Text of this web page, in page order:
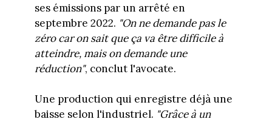
ses émissions par un arrêté en
septembre 2022. "On ne demande pas le
zéro car on sait que ça va être difficile à
atteindre, mais on demande une
réduction", conclut l'avocate.
Une production qui enregistre déjà une
baisse selon l'industriel. "Grâce à un